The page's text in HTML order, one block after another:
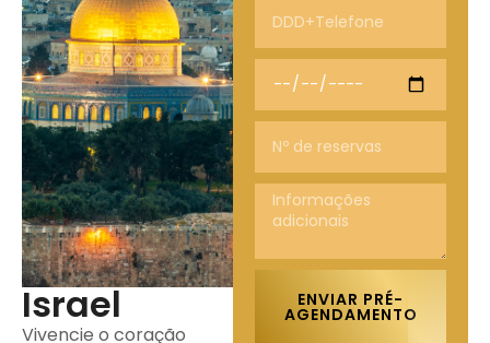
Israel
Vivencie o coração
ENVIAR PRÉ-
AGENDAMENTO